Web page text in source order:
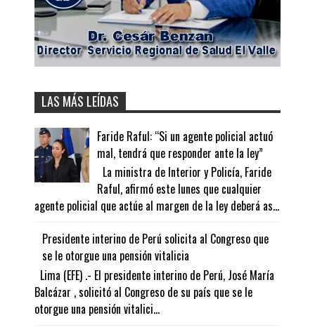
LAS MÁS LEÍDAS
Faride Raful: “Si un agente policial actuó
mal, tendrá que responder ante la ley”
La ministra de Interior y Policía, Faride
Raful, afirmó este lunes que cualquier
agente policial que actúe al margen de la ley deberá as...
Presidente interino de Perú solicita al Congreso que
se le otorgue una pensión vitalicia
Lima (EFE) .- El presidente interino de Perú, José María
Balcázar , solicitó al Congreso de su país que se le
otorgue una pensión vitalici...